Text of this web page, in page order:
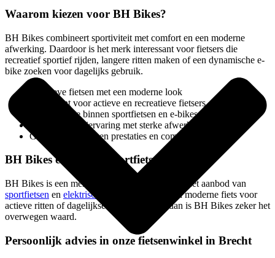
Waarom kiezen voor BH Bikes?
BH Bikes combineert sportiviteit met comfort en een moderne
afwerking. Daardoor is het merk interessant voor fietsers die
recreatief sportief rijden, langere ritten maken of een dynamische e-
bike zoeken voor dagelijks gebruik.
Sportieve fietsen met een moderne look
Interessant voor actieve en recreatieve fietsers
Ruime keuze binnen sportfietsen en e-bikes
Dynamische rijervaring met sterke afwerking
Goede balans tussen prestaties en comfort
BH Bikes e-bikes en sportfietsen
BH Bikes is een merk dat interessant is binnen het aanbod van
sportfietsen en elektrische fietsen
. Zoek je een moderne fiets voor
actieve ritten of dagelijkse verplaatsingen, dan is BH Bikes zeker het
overwegen waard.
Persoonlijk advies in onze fietsenwinkel in Brecht